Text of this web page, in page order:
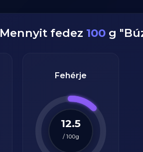
Mennyit fedez 100 g "
Fehérje
12.5
/100g